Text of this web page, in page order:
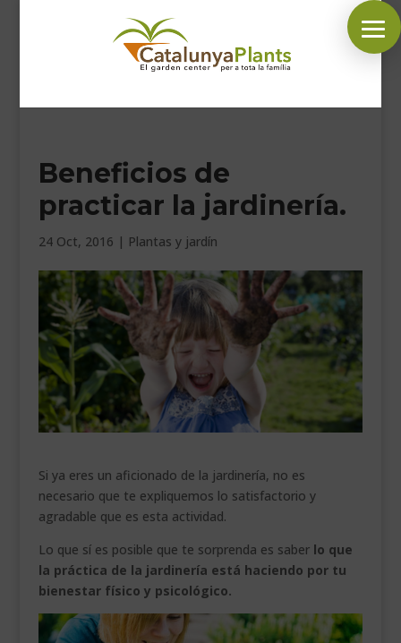
SÍGUENOS EN:
INICIO
PLANTAS
DECORACIÓN
HORARIO GARDEN
CONTACTAR
BLOG
___________________________
Beneficios de
practicar la jardinería.
24 Oct, 2016 | Plantas y jardín
Si ya eres un aficionado de la jardinería, no es
necesario que te expliquemos lo satisfactorio y
agradable que es esta actividad.
Lo que sí es posible que te sorprenda es saber lo que
la práctica de la jardinería está haciendo por tu
bienestar físico y psicológico.